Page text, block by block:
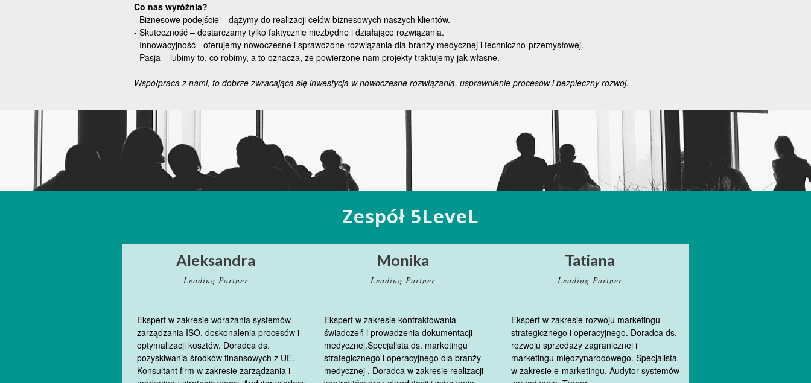
Co nas wyróżnia?
- Biznesowe podejście – dążymy do realizacji celów biznesowych naszych klientów.
- Skuteczność – dostarczamy tylko faktycznie niezbędne i działające rozwiązania.
- Innowacyjność - oferujemy nowoczesne i sprawdzone rozwiązania dla branży medycznej i techniczno-przemysłowej.
- Pasja – lubimy to, co robimy, a to oznacza, że powierzone nam projekty traktujemy jak własne.
Współpraca z nami, to dobrze zwracająca się inwestycja w nowoczesne rozwiązania, usprawnienie procesów i bezpieczny rozwój.
Zespół 5LeveL
Aleksandra
Leading Partner
Ekspert w zakresie wdrażania systemów
zarządzania ISO, doskonalenia procesów i
optymalizacji kosztów. Doradca ds.
pozyskiwania środków finansowych z UE.
Konsultant firm w zakresie zarządzania i
Monika
Leading Partner
Ekspert w zakresie kontraktowania
świadczeń i prowadzenia dokumentacji
medycznej.Specjalista ds. marketingu
strategicznego i operacyjnego dla branży
medycznej . Doradca w zakresie realizacji
Tatiana
Leading Partner
Ekspert w zakresie rozwoju marketingu
strategicznego i operacyjnego. Doradca ds.
rozwoju sprzedaży zagranicznej i
marketingu międzynarodowego. Specjalista
w zakresie e-marketingu. Audytor systemów